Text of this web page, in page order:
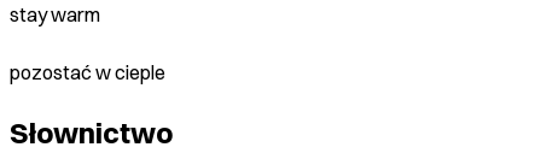
stay warm
pozostać w cieple
Słownictwo